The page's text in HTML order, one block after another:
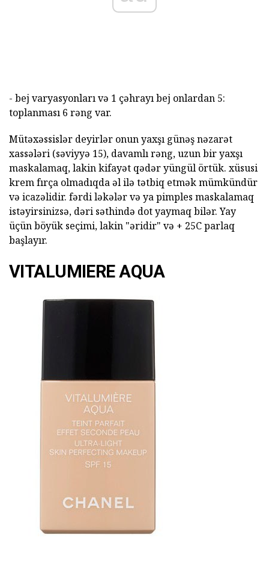
- bej varyasyonları və 1 çəhrayı bej onlardan 5:
toplanması 6 rəng var.
Mütəxəssislər deyirlər onun yaxşı günəş nəzarət
xassələri (səviyyə 15), davamlı rəng, uzun bir yaxşı
maskalamaq, lakin kifayət qədər yüngül örtük. xüsusi
krem fırça olmadıqda əl ilə tətbiq etmək mümkündür
və icazəlidir. fərdi ləkələr və ya pimples maskalamaq
istəyirsinizsə, dəri səthində dot yaymaq bilər. Yay
üçün böyük seçimi, lakin "əridir" və + 25C parlaq
başlayır.
VITALUMIERE AQUA